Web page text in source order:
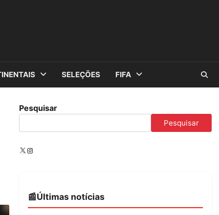
SELEÇÕES FIFA
Pesquisar
Pesquisar
X Instagram
Últimas notícias